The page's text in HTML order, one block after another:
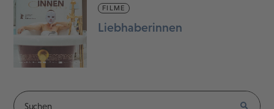
FILME
Liebhaberinnen